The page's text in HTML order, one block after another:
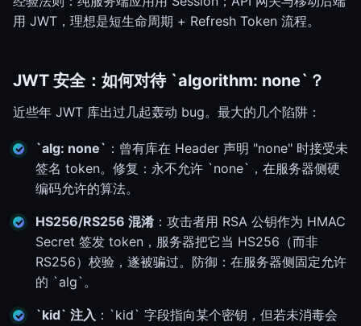
用 JWT，理想是短生命周期 + Refresh Token 流程。
JWT 安全：如何对待 `algorithm: none`？
近些年 JWT 库出过几起轰动 bug。最大的几个陷阱：
`alg: none` ：曾有库在 Header 声明 "none" 时接受未
签名 token。修复：永不允许 `none`，在服务器侧硬
编码允许的算法。
HS256/RS256 混淆 ：攻击者用 RSA 公钥作为 HMAC
Secret 签发 token，服务器把它当 HS256（而非
RS256）校验，遂被骗过。防御：在服务器侧固定允许
的 `alg`。
`kid` 注入 ：`kid` 字段指向某个密钥，但若未消毒会